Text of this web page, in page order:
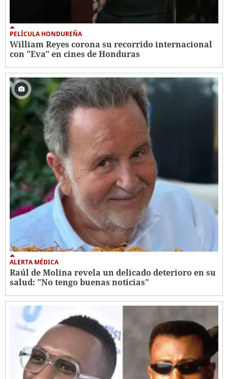
PELÍCULA HONDUREÑA
William Reyes corona su recorrido internacional
con "Eva" en cines de Honduras
ALERTA MÉDICA
Raúl de Molina revela un delicado deterioro en su
salud: "No tengo buenas noticias"